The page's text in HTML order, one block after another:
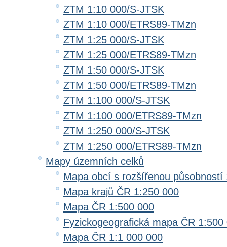
ZTM 1:10 000/S-JTSK
ZTM 1:10 000/ETRS89-TMzn
ZTM 1:25 000/S-JTSK
ZTM 1:25 000/ETRS89-TMzn
ZTM 1:50 000/S-JTSK
ZTM 1:50 000/ETRS89-TMzn
ZTM 1:100 000/S-JTSK
ZTM 1:100 000/ETRS89-TMzn
ZTM 1:250 000/S-JTSK
ZTM 1:250 000/ETRS89-TMzn
Mapy územních celků
Mapa obcí s rozšířenou působností
Mapa krajů ČR 1:250 000
Mapa ČR 1:500 000
Fyzickogeografická mapa ČR 1:500
Mapa ČR 1:1 000 000